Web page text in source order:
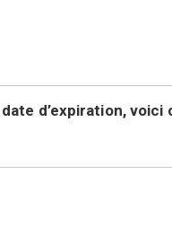
d’expiration,